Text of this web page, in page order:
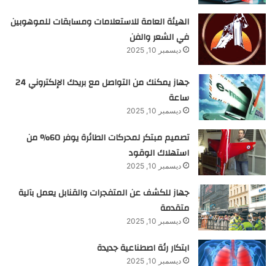
الهيئة العامة للاستعلامات ومسابقات للموهوبين
في الشعر والفن
ديسمبر 10, 2025
جهاز يمكنك من التواصل مع بريدك الإلكتروني 24
ساعة
ديسمبر 10, 2025
تصميم مبتكر لمحركات الطائرة يوفر 60% من
استهلاك الوقود
ديسمبر 10, 2025
جهاز للكشف عن المتفجرات والقنابل يعمل بآلية
متقدمة
ديسمبر 10, 2025
ابتكار رئة اصطناعية جديدة
ديسمبر 10, 2025